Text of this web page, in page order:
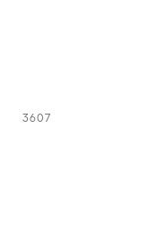
3607